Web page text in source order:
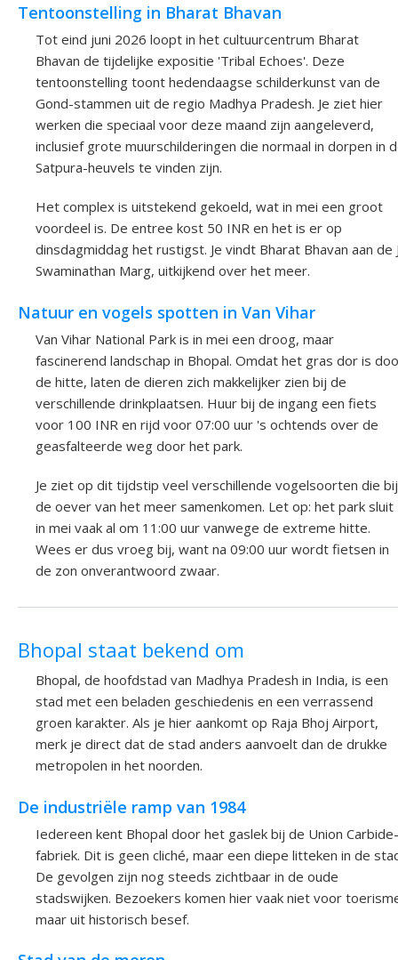
Tentoonstelling in Bharat Bhavan
Tot eind juni 2026 loopt in het cultuurcentrum Bharat
Bhavan de tijdelijke expositie 'Tribal Echoes'. Deze
tentoonstelling toont hedendaagse schilderkunst van de
Gond-stammen uit de regio Madhya Pradesh. Je ziet hier
werken die speciaal voor deze maand zijn aangeleverd,
inclusief grote muurschilderingen die normaal in dorpen in
Satpura-heuvels te vinden zijn.
Het complex is uitstekend gekoeld, wat in mei een groot
voordeel is. De entree kost 50 INR en het is er op
dinsdagmiddag het rustigst. Je vindt Bharat Bhavan aan de
Swaminathan Marg, uitkijkend over het meer.
Natuur en vogels spotten in Van Vihar
Van Vihar National Park is in mei een droog, maar
fascinerend landschap in Bhopal. Omdat het gras dor is
de hitte, laten de dieren zich makkelijker zien bij de
verschillende drinkplaatsen. Huur bij de ingang een fiets
voor 100 INR en rijd voor 07:00 uur 's ochtends over de
geasfalteerde weg door het park.
Je ziet op dit tijdstip veel verschillende vogelsoorten die bij
de oever van het meer samenkomen. Let op: het park sluit
in mei vaak al om 11:00 uur vanwege de extreme hitte.
Wees er dus vroeg bij, want na 09:00 uur wordt fietsen in
de zon onverantwoord zwaar.
Bhopal staat bekend om
Bhopal, de hoofdstad van Madhya Pradesh in India, is een
stad met een beladen geschiedenis en een verrassend
groen karakter. Als je hier aankomt op Raja Bhoj Airport,
merk je direct dat de stad anders aanvoelt dan de drukke
metropolen in het noorden.
De industriële ramp van 1984
Iedereen kent Bhopal door het gaslek bij de Union Carbide-
fabriek. Dit is geen cliché, maar een diepe litteken in de
De gevolgen zijn nog steeds zichtbaar in de oude
stadswijken. Bezoekers komen hier vaak niet voor
maar uit historisch besef.